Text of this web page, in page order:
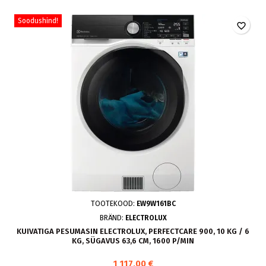
Soodushind!
TOOTEKOOD: EW9W161BC
BRÄND: ELECTROLUX
KUIVATIGA PESUMASIN ELECTROLUX, PERFECTCARE 900, 10 KG / 6
KG, SÜGAVUS 63,6 CM, 1600 P/MIN
1 117,00 €
favorite_border